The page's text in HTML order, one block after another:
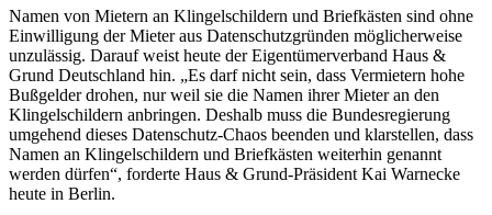
Namen von Mietern an Klingelschildern und Briefkästen sind ohne
Einwilligung der Mieter aus Datenschutzgründen möglicherweise
unzulässig. Darauf weist heute der Eigentümerverband Haus &
Grund Deutschland hin. „Es darf nicht sein, dass Vermietern hohe
Bußgelder drohen, nur weil sie die Namen ihrer Mieter an den
Klingelschildern anbringen. Deshalb muss die Bundesregierung
umgehend dieses Datenschutz-Chaos beenden und klarstellen, dass
Namen an Klingelschildern und Briefkästen weiterhin genannt
werden dürfen“, forderte Haus & Grund-Präsident Kai Warnecke
heute in Berlin.